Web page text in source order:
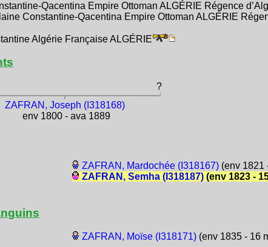
Qacentina Empire Ottoman ALGÉRIE Régence
Constantine-Qacentina Empire Ottoman ALGÉRIE
Algérie Française ALGÉRIE
?
ZAFRAN, Joseph (I318168)
env 1800 - ava 1889
ZAFRAN, Mardochée (I318167) (env 1821
ZAFRAN, Semha (I318187) (env 1823 -
ZAFRAN, Moïse (I318171) (env 1835 - 16